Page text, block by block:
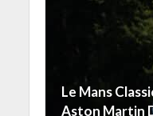
Le Mans
Aston Martin